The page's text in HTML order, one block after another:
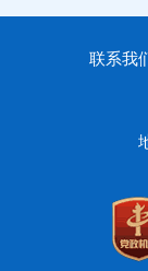
联系我